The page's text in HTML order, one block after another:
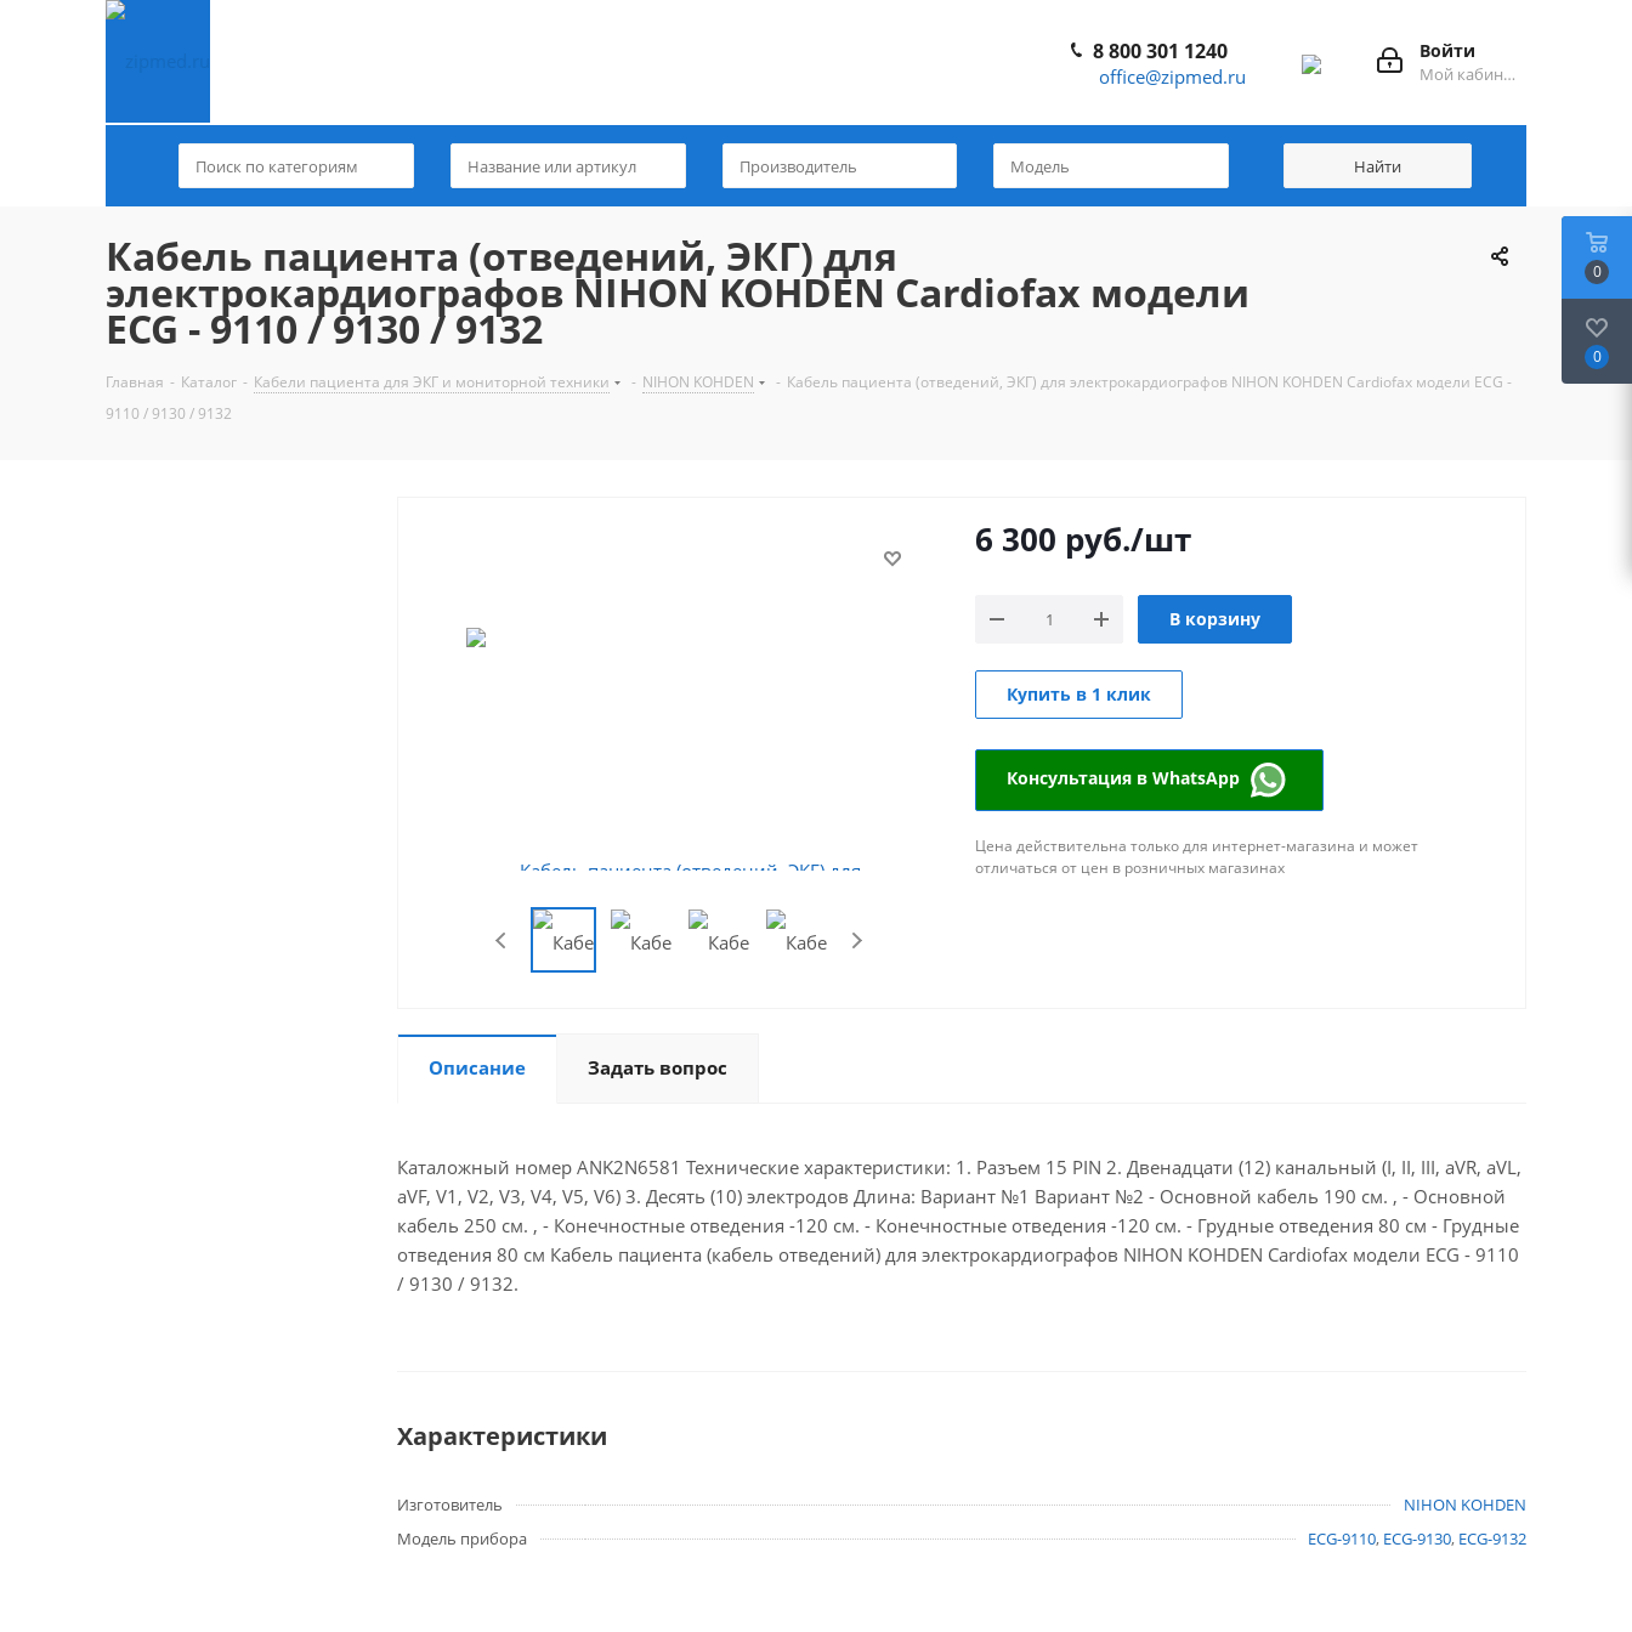
Войти
Мой кабинет
8 800 301 1240
office@zipmed.ru
Кабель пациента (отведений, ЭКГ) для
электрокардиографов NIHON KOHDEN Cardiofax модели
ECG - 9110 / 9130 / 9132
Главная - Каталог - Кабели пациента для ЭКГ и мониторной техники - NIHON KOHDEN - Кабель пациента (отведений, ЭКГ) для электрокардиографов NIHON KOHDEN Cardiofax модели ECG -
9110 / 9130 / 9132
6 300 руб./шт
В корзину
Купить в 1 клик
Консультация в WhatsApp
Цена действительна только для интернет-магазина и может
отличаться от цен в розничных магазинах
Описание Задать вопрос
Каталожный номер ANK2N6581 Технические характеристики: 1. Разъем 15 PIN 2. Двенадцати (12) канальный (I, II, III, aVR, aVL,
aVF, V1, V2, V3, V4, V5, V6) 3. Десять (10) электродов Длина: Вариант №1 Вариант №2 - Основной кабель 190 см. , - Основной
кабель 250 см. , - Конечностные отведения -120 см. - Конечностные отведения -120 см. - Грудные отведения 80 см - Грудные
отведения 80 см Кабель пациента (кабель отведений) для электрокардиографов NIHON KOHDEN Cardiofax модели ECG - 9110
/ 9130 / 9132.
Характеристики
Изготовитель
NIHON KOHDEN
Модель прибора
ECG-9110, ECG-9130, ECG-9132
0
0